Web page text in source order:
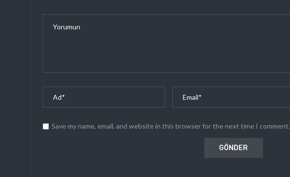
Save my name, email, and website in this browser for the next time I comment.